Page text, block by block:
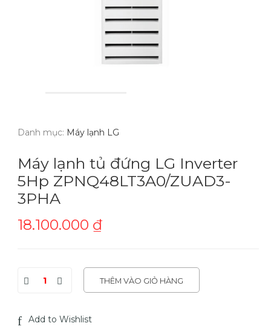
Danh mục: Máy lạnh LG
Máy lạnh tủ đứng LG Inverter
5Hp ZPNQ48LT3A0/ZUAD3-
3PHA
18.100.000 ₫
THÊM VÀO GIỎ HÀNG
Add to Wishlist